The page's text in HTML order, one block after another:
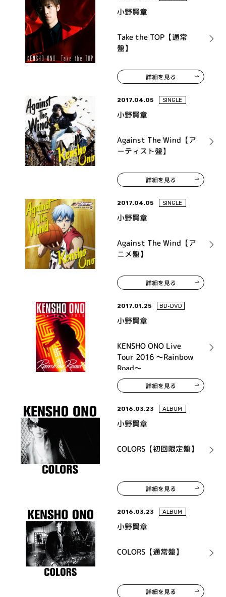
小野賢章
Take the TOP【通常
盤】
詳細を見る
2017.04.05 SINGLE
小野賢章
Against The Wind【ア
ーティスト盤】
詳細を見る
2017.04.05 SINGLE
小野賢章
Against The Wind【ア
ニメ盤】
詳細を見る
2017.01.25 BD•DVD
小野賢章
KENSHO ONO Live
Tour 2016 ～Rainbow
Road～
詳細を見る
2016.03.23 ALBUM
小野賢章
COLORS【初回限定盤】
詳細を見る
2016.03.23 ALBUM
小野賢章
COLORS【通常盤】
詳細を見る